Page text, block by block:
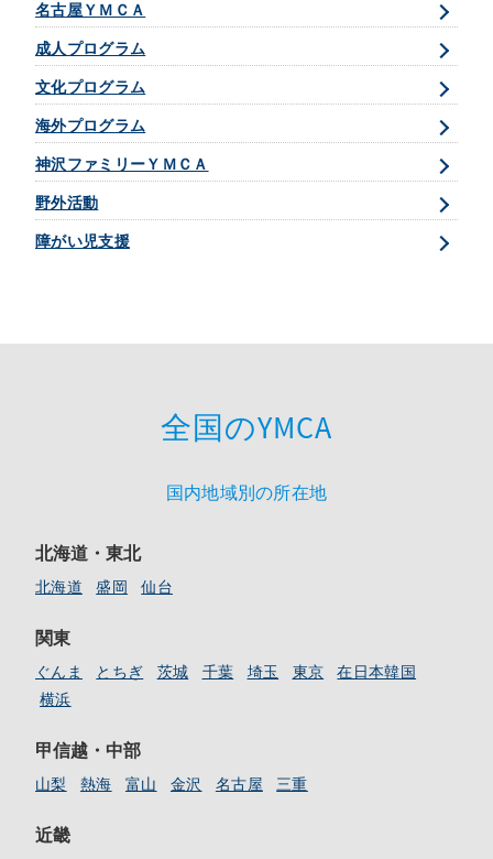
名古屋ＹＭＣＡ
成人プログラム
文化プログラム
海外プログラム
神沢ファミリーＹＭＣＡ
野外活動
障がい児支援
全国のYMCA
国内地域別の所在地
北海道・東北
北海道 盛岡 仙台
関東
ぐんま とちぎ 茨城 千葉 埼玉 東京
在日本韓国
横浜
甲信越・中部
山梨 熱海 富山 金沢 名古屋 三重
近畿